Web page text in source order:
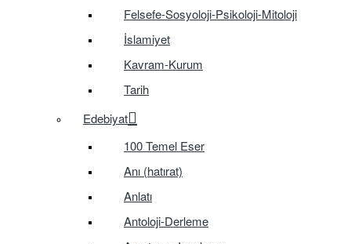
Felsefe-Sosyoloji-Psikoloji-Mitoloji
İslamiyet
Kavram-Kurum
Tarih
Edebiyat
100 Temel Eser
Anı (hatırat)
Anlatı
Antoloji-Derleme